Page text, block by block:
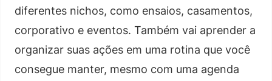
diferentes nichos, como ensaios, casamentos,
corporativo e eventos. Também vai aprender a
organizar suas ações em uma rotina que você
consegue manter, mesmo com uma agenda